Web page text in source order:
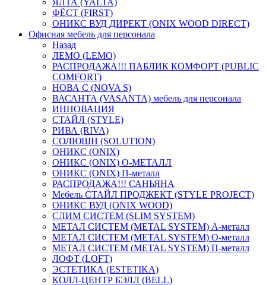
ЯЛТА (YALTA)
ФЁСТ (FIRST)
ОНИКС ВУД ДИРЕКТ (ONIX WOOD DIRECT)
Офисная мебель для персонала
Назад
ЛЕМО (LEMO)
РАСПРОДАЖА!!! ПАБЛИК КОМФОРТ (PUBLIC
COMFORT)
НОВА С (NOVA S)
ВАСАНТА (VASANTA) мебель для персонала
ИННОВАЦИЯ
СТАЙЛ (STYLE)
РИВА (RIVA)
СОЛЮШН (SOLUTION)
ОНИКС (ONIX)
ОНИКС (ONIX) O-МЕТАЛЛ
ОНИКС (ONIX) П-металл
РАСПРОДАЖА!!! САНЬЯНА
Мебель СТАЙЛ ПРОДЖЕКТ (STYLE PROJECT)
ОНИКС ВУД (ONIX WOOD)
СЛИМ СИСТЕМ (SLIM SYSTEM)
МЕТАЛ СИСТЕМ (METAL SYSTEM) А-металл
МЕТАЛ СИСТЕМ (METAL SYSTEM) О-металл
МЕТАЛ СИСТЕМ (METAL SYSTEM) П-металл
ЛОФТ (LOFT)
ЭСТЕТИКА (ESTETIKA)
КОЛЛ-ЦЕНТР БЭЛЛ (BELL)